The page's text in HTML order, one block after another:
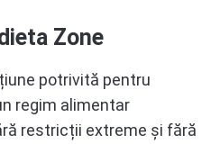
Zone
potrivită pentru
regim alimentar
restricții extreme și fără